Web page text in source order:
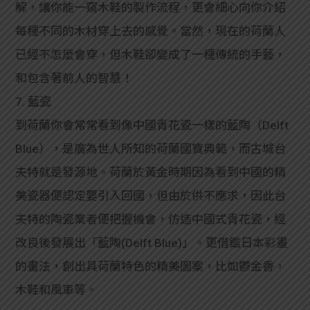
解，讓你能一窺木鞋的製作流程，更會細心向你介紹
每種不同的木材穿上去的感覺。當然，現在的荷蘭人
已經不怎麼會穿，但木鞋卻變成了一種傳統的手藝，
和包含著前人的智慧！
7. 藍瓷
到荷蘭你會常常看到像中國青花瓷一樣的藍陶（Delft
Blue），是廣為世人所知的荷蘭國寶典範，而古城台
夫特就是發源地。荷蘭於黃金時期因為看到中國的精
美瓷器便認定要引入回國，但由於供不應求，因此台
夫特的陶瓷業者便把握機會，仿造中國式青花瓷，經
改良後發展出「藍陶(Delft Blue)」。更借鑑日本彩畫
的畫法，創出具荷蘭特色的精美圖案，比如鬱金香，
木鞋和風車等。